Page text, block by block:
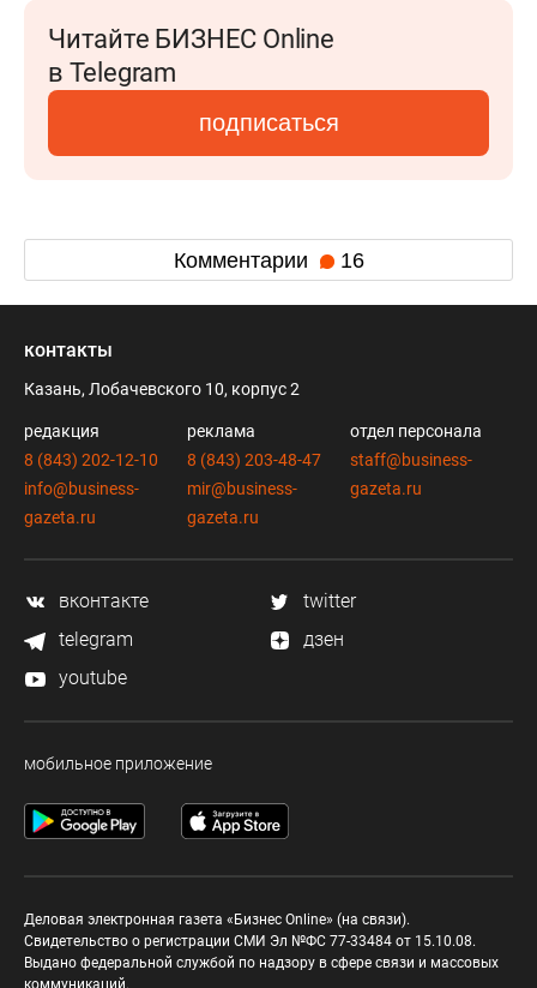
Читайте БИЗНЕС Online
в Telegram
подписаться
Комментарии 16
контакты
Казань, Лобачевского 10, корпус 2
редакция
8 (843) 202-12-10
info@business-
gazeta.ru
реклама
8 (843) 203-48-47
mir@business-
gazeta.ru
отдел персонала
staff@business-
gazeta.ru
вконтакте
twitter
telegram
дзен
youtube
мобильное приложение
Деловая электронная газета «Бизнес Online» (на связи).
Свидетельство о регистрации СМИ Эл №ФС 77-33484 от 15.10.08.
Выдано федеральной службой по надзору в сфере связи и массовых
коммуникаций.